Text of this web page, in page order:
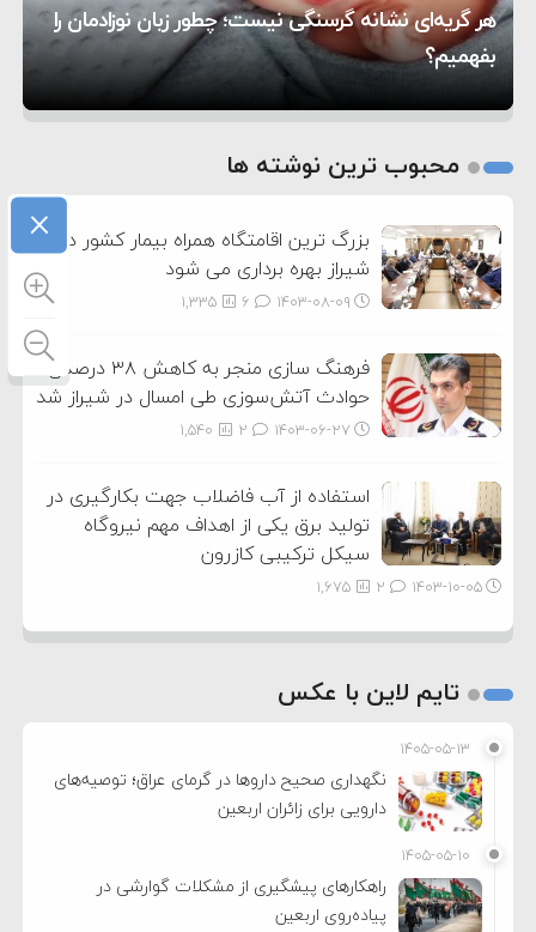
سختی خواهند گرفت
سنتکام پایان تجاوز جدید به ایران را اعلام کرد
۶:۰۵
هر گریه‌ای نشانه گرسنگی نیست؛ چطور زبان نوزادمان را
بفهمیم؟
تغذیه پدر می‌تواند بر سلامت نوزاد تأثیر بگذارد
روی دیگر زندگی
2
محبوب ترین نوشته ها
بزرگ ترین اقامتگاه همراه بیمار کشور در
شیراز بهره برداری می شود
۱۴۰۳-۰۸-۰۹ 1,335
فرهنگ سازی منجر به کاهش ۳۸ درصدی
حوادث آتش‌سوزی طی امسال در شیراز شد
۱۴۰۳-۰۶-۲۷ 1,540
استفاده از آب فاضلاب جهت بکارگیری در
تولید برق یکی از اهداف مهم نیروگاه
سیکل ترکیبی کازرون
۱۴۰۳-۱۰-۰۵ 1,675
تایم لاین با عکس
۱۴۰۵-۰۵-۱۳
نگهداری صحیح داروها در گرمای عراق؛ توصیه‌های
دارویی برای زائران اربعین
۱۴۰۵-۰۵-۱۰
راهکارهای پیشگیری از مشکلات گوارشی در
پیاده‌روی اربعین
×